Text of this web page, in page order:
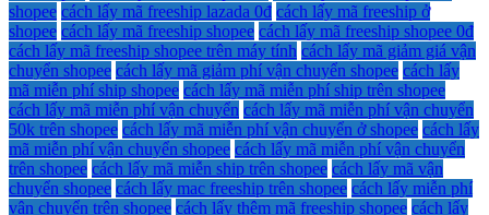
shopee cách lấy mã freeship lazada 0đ cách lấy mã freeship ở
shopee cách lấy mã freeship shopee cách lấy mã freeship shopee 0đ
cách lấy mã freeship shopee trên máy tính cách lấy mã giảm giá vận
chuyển shopee cách lấy mã giảm phí vận chuyển shopee cách lấy
mã miễn phí ship shopee cách lấy mã miễn phí ship trên shopee
cách lấy mã miễn phí vận chuyển cách lấy mã miễn phí vận chuyển
50k trên shopee cách lấy mã miễn phí vận chuyển ở shopee cách lấy
mã miễn phí vận chuyển shopee cách lấy mã miễn phí vận chuyển
trên shopee cách lấy mã miễn ship trên shopee cách lấy mã vận
chuyển shopee cách lấy mac freeship trên shopee cách lấy miễn phí
vận chuyển trên shopee cách lấy thêm mã freeship shopee cách lấy